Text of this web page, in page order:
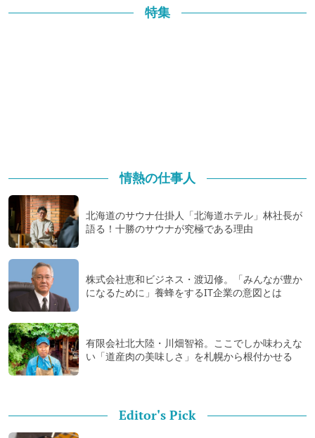
特集
情熱の仕事人
北海道のサウナ仕掛人「北海道ホテル」林社長が
語る！十勝のサウナが究極である理由
株式会社恵和ビジネス・渡辺修。「みんなが豊か
になるために」養蜂をするIT企業の意図とは
有限会社北大陸・川畑智裕。ここでしか味わえな
い「道産肉の美味しさ」を札幌から根付かせる
Editor's Pick